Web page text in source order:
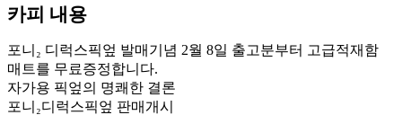
카피 내용
포니₂ 디럭스픽엎 발매기념 2월 8일 출고분부터 고급적재함
매트를 무료증정합니다.
자가용 픽엎의 명쾌한 결론
포니₂디럭스픽엎 판매개시